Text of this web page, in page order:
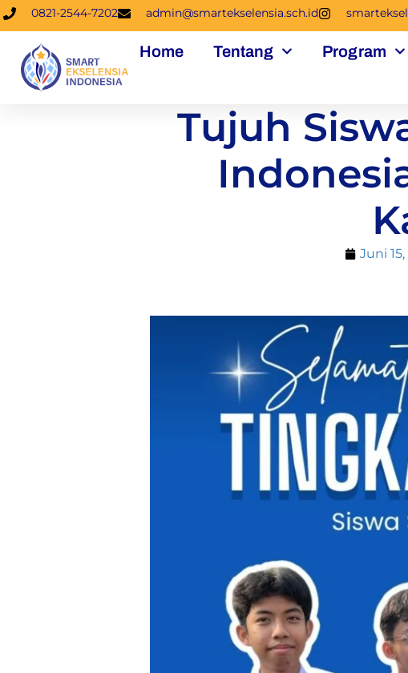
0821-2544-7202 admin@smartekselensia.sch.id
Home Tentang Program
Tujuh
Juni